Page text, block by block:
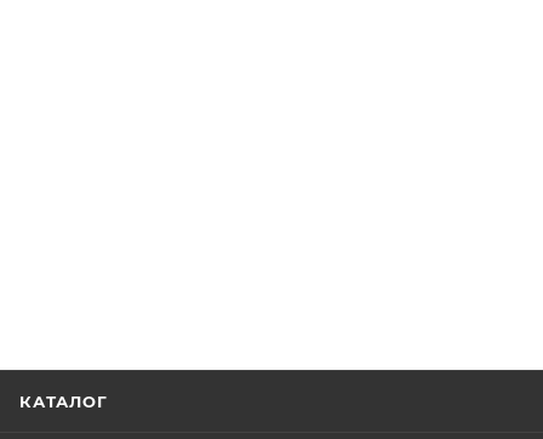
КАТАЛОГ